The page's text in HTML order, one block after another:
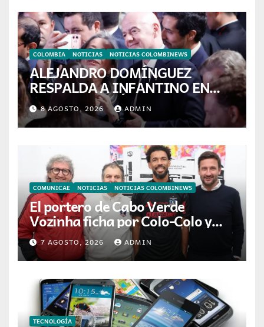
COLOMBIA NOTICIAS NOTICIAS COLOMBINEWS
ALEJANDRO DOMÍNGUEZ
RESPALDA A INFANTINO EN
CALI: «ES EL LÍDER DE LA
TRANSFORMACIÓN DEL
FÚTBOL»
8 AGOSTO, 2026 ADMIN
COMUNICAE NOTICIAS NOTICIAS COLOMBINEWS
El portero de Cabo Verde
Vozinha ficha por Colo-Colo y
JETOUR respalda su nueva
etapa
7 AGOSTO, 2026 ADMIN
TECNOLOGÍA